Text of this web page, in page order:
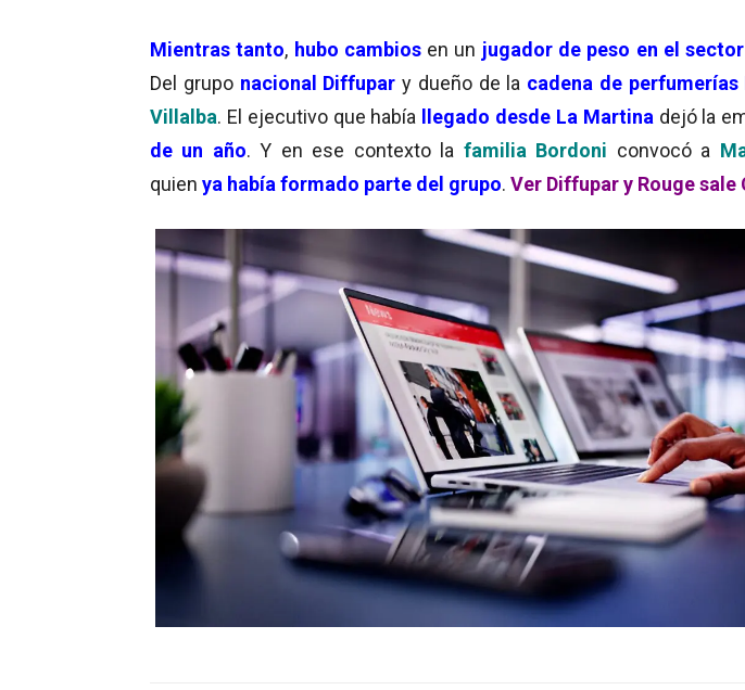
Mientras tanto, hubo cambios en un jugador de peso en el sector
Del grupo nacional Diffupar y dueño de la cadena de perfumerías
Villalba. El ejecutivo que había llegado desde La Martina dejó la
de un año. Y en ese contexto la familia Bordoni convocó a
quien ya había formado parte del grupo. Ver Diffupar y Rouge sale